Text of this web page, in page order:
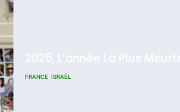
FRANCE ISRAÉL